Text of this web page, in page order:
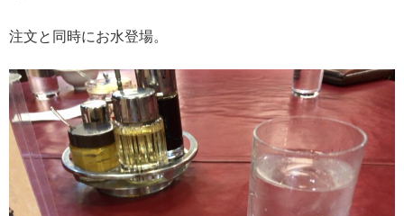
注文と同時にお水登場。